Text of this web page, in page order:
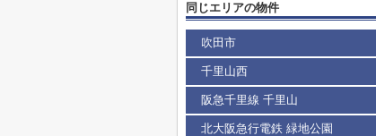
同じエリアの物件
吹田市
千里山西
阪急千里線 千里山
北大阪急行電鉄 緑地公園